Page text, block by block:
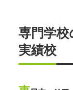
専門学校
実績校